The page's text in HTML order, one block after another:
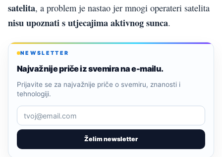
satelita, a problem je nastao jer mnogi operateri satelita
nisu upoznati s utjecajima aktivnog sunca.
NEWSLETTER
Najvažnije priče iz svemira na e-mailu.
Želim newsletter
Prijavite se za najvažnije priče o svemiru, znanosti i
tehnologiji.